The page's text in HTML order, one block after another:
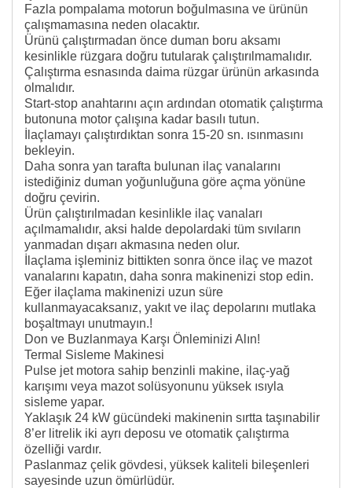
Fazla pompalama motorun boğulmasına ve ürünün
çalışmamasına neden olacaktır.
Ürünü çalıştırmadan önce duman boru aksamı
kesinlikle rüzgara doğru tutularak çalıştırılmamalıdır.
Çalıştırma esnasında daima rüzgar ürünün arkasında
olmalıdır.
Start-stop anahtarını açın ardından otomatik çalıştırma
butonuna motor çalışına kadar basılı tutun.
İlaçlamayı çalıştırdıktan sonra 15-20 sn. ısınmasını
bekleyin.
Daha sonra yan tarafta bulunan ilaç vanalarını
istediğiniz duman yoğunluğuna göre açma yönüne
doğru çevirin.
Ürün çalıştırılmadan kesinlikle ilaç vanaları
açılmamalıdır, aksi halde depolardaki tüm sıvıların
yanmadan dışarı akmasına neden olur.
İlaçlama işleminiz bittikten sonra önce ilaç ve mazot
vanalarını kapatın, daha sonra makinenizi stop edin.
Eğer ilaçlama makinenizi uzun süre
kullanmayacaksanız, yakıt ve ilaç depolarını mutlaka
boşaltmayı unutmayın.!
Don ve Buzlanmaya Karşı Önleminizi Alın!
Termal Sisleme Makinesi
Pulse jet motora sahip benzinli makine, ilaç-yağ
karışımı veya mazot solüsyonunu yüksek ısıyla
sisleme yapar.
Yaklaşık 24 kW gücündeki makinenin sırtta taşınabilir
8’er litrelik iki ayrı deposu ve otomatik çalıştırma
özelliği vardır.
Paslanmaz çelik gövdesi, yüksek kaliteli bileşenleri
sayesinde uzun ömürlüdür.